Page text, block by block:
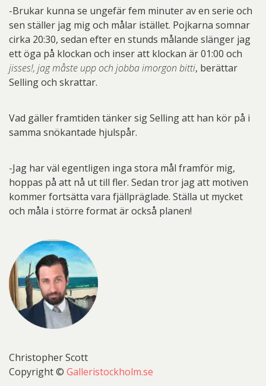
-Brukar kunna se ungefär fem minuter av en serie och
sen ställer jag mig och målar istället. Pojkarna somnar
cirka 20:30, sedan efter en stunds målande slänger jag
ett öga på klockan och inser att klockan är 01:00 och
jisses!, jag måste upp och jobba imorgon bitti, berättar
Selling och skrattar.
Vad gäller framtiden tänker sig Selling att han kör på i
samma snökantade hjulspår.
-Jag har väl egentligen inga stora mål framför mig,
hoppas på att nå ut till fler. Sedan tror jag att motiven
kommer fortsätta vara fjällpräglade. Ställa ut mycket
och måla i större format är också planen!
Christopher Scott
Copyright © Galleristockholm.se